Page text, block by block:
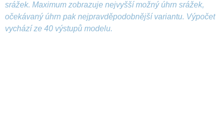
srážek. Maximum zobrazuje nejvyšší možný úhrn srážek,
očekávaný úhrn pak nejpravděpodobnější variantu. Výpočet
vychází ze 40 výstupů modelu.